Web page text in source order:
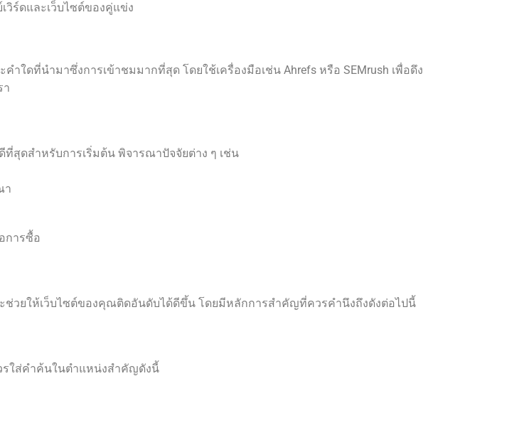
วิร์ดและเว็บไซต์ของคู่แข่ง
ำใดที่นำมาซึ่งการเข้าชมมากที่สุด โดยใช้เครื่องมือเช่น Ahrefs หรือ SEMrush เพื่อดึง
า
สุดสำหรับการเริ่มต้น พิจารณาปัจจัยต่าง ๆ เช่น
า
การซื้อ
ช่วยให้เว็บไซต์ของคุณติดอันดับได้ดีขึ้น โดยมีหลักการสำคัญที่ควรคำนึงถึงดังต่อไปนี้
วรใส่คำค้นในตำแหน่งสำคัญดังนี้